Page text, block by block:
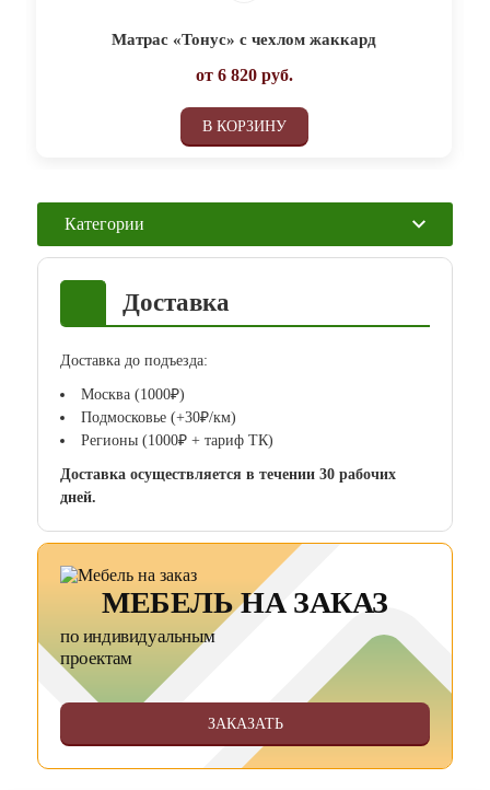
Категории
Доставка
Доставка до подъезда:
Москва (1000₽)
Подмосковье (+30₽/км)
Регионы (1000₽ + тариф ТК)
Доставка осуществляется в течении 30 рабочих
дней.
МЕБЕЛЬ НА ЗАКАЗ
по индивидуальным
проектам
ЗАКАЗАТЬ
Матрас «Тонус» с чехлом жаккард
от 6 820руб.
В КОРЗИНУ